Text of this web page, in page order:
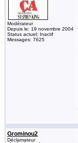
Modérateur
Depuis le: 19 novembre 2004
Status actuel: Inactif
Messages: 7625
Grominou2
Déclamateur